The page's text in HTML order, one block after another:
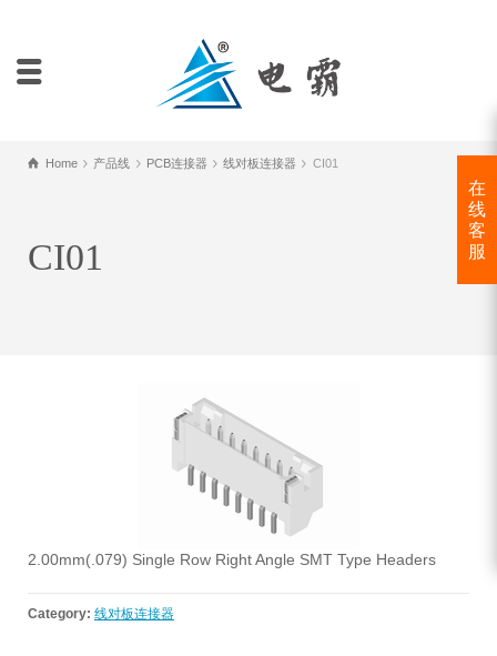
Home 产品线 PCB连接器 线对板连接器 CI01
CI01
2.00mm(.079) Single Row Right Angle SMT Type Headers
Category: 线对板连接器
在
线
客
服